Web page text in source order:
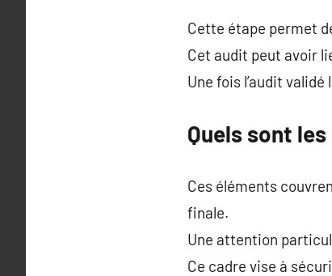
Cette étape permet
Cet audit peut avoir
Une fois l’audit
Quels sont
Ces éléments
finale.
Une attention
Ce cadre vise à